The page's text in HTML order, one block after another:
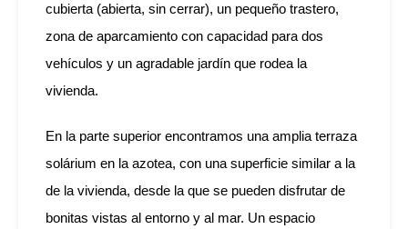
cubierta (abierta, sin cerrar), un pequeño trastero,
zona de aparcamiento con capacidad para dos
vehículos y un agradable jardín que rodea la
vivienda.
En la parte superior encontramos una amplia terraza
solárium en la azotea, con una superficie similar a la
de la vivienda, desde la que se pueden disfrutar de
bonitas vistas al entorno y al mar. Un espacio